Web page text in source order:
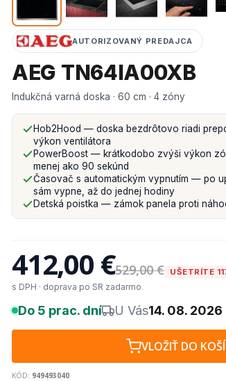
AUTORIZOVANÝ PREDAJCA
AEG TN64IA00XB
Indukčná varná doska · 60 cm · 4 zóny
Hob2Hood — doska bezdrôtovo riadi
výkon ventilátora
PowerBoost — krátkodobo zvýši výkon
menej ako 90 sekúnd
Časovač s automatickým vypnutím — po
sám vypne, až do jednej hodiny
Detská poistka — zámok panela proti
412,00 €529,00 € UŠETRÍTE
s DPH · doprava po SR zadarmo
Do 5 prac. dní U Vás14. 08. 2026
VLOŽIŤ DO
KÓD: 949493040